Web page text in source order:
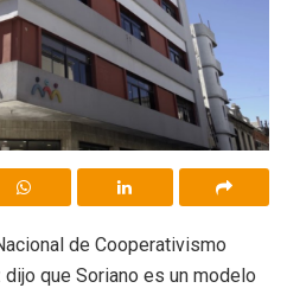
de Cooperativismo
que Soriano es un modelo